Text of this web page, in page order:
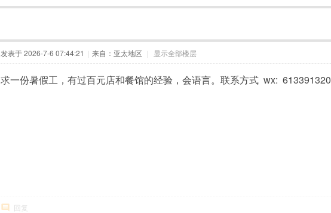
发表于 2026-7-6 07:44:21 | 来自：亚太地区 | 显示全部楼层
求一份暑假工，有过百元店和餐馆的经验，会语言。联系方式 wx: 613391320
回复